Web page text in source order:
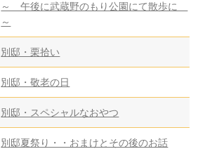
～ 午後に武蔵野のもり公園にて散歩に
～
別邸・栗拾い
別邸・敬老の日
別邸・スペシャルなおやつ
別邸夏祭り・・おまけとその後のお話